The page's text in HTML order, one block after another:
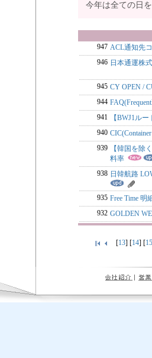
今年は全ての日
947 ACL通知先
946 日本通運株
945 CY OPEN /
944
941
【BWJ1ル
940
939
【韓国を除
料率
938 日韓航路
935 Free Time 明
932 GOLDEN
[13] [14] [15